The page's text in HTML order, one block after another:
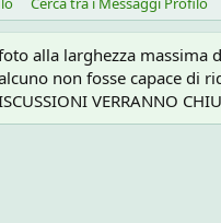
alla larghezza massima
non fosse capace di
VERRANNO